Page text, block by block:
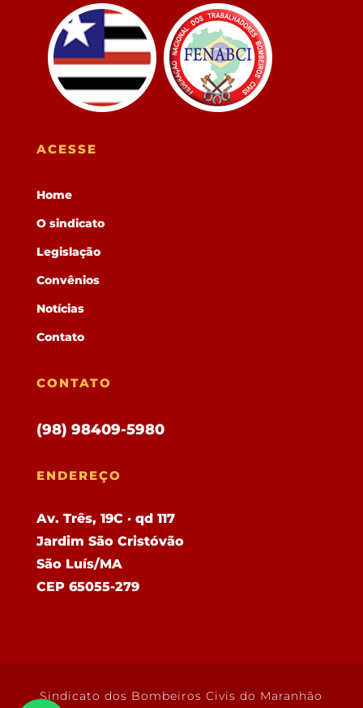
ACESSE
Home
O sindicato
Legislação
Convênios
Notícias
Contato
CONTATO
(98) 98409-5980
ENDEREÇO
Av. Três, 19C · qd 117
Jardim São Cristóvão
São Luís/MA
CEP 65055-279
Sindicato dos Bombeiros Civis do Maranhão